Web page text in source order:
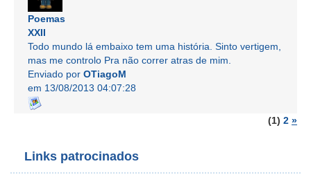
Poemas
XXII
Todo mundo lá embaixo tem uma história. Sinto vertigem,
mas me controlo Pra não correr atras de mim.
Enviado por OTiagoM
em 13/08/2013 04:07:28
(1) 2 »
Links patrocinados